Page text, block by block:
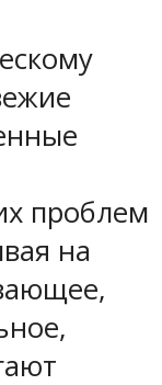
проблем
на